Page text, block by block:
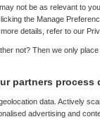
nieuwe
not be as relevant to
the Manage
details, refer to our
not? Then we only
partners process
data. Actively
advertising and